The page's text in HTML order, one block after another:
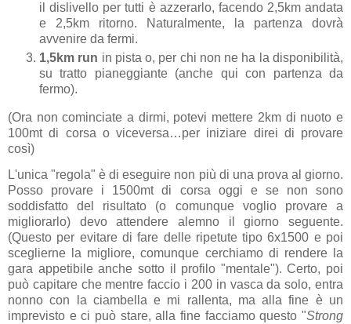
il dislivello per tutti è azzerarlo, facendo 2,5km andata
e 2,5km ritorno. Naturalmente, la partenza dovrà
avvenire da fermi.
1,5km run in pista o, per chi non ne ha la disponibilità,
su tratto pianeggiante (anche qui con partenza da
fermo).
(Ora non cominciate a dirmi, potevi mettere 2km di nuoto e
100mt di corsa o viceversa…per iniziare direi di provare
così)
L'unica "regola" è di eseguire non più di una prova al giorno.
Posso provare i 1500mt di corsa oggi e se non sono
soddisfatto del risultato (o comunque voglio provare a
migliorarlo) devo attendere alemno il giorno seguente.
(Questo per evitare di fare delle ripetute tipo 6x1500 e poi
sceglierne la migliore, comunque cerchiamo di rendere la
gara appetibile anche sotto il profilo "mentale"). Certo, poi
può capitare che mentre faccio i 200 in vasca da solo, entra
nonno con la ciambella e mi rallenta, ma alla fine è un
imprevisto e ci può stare, alla fine facciamo questo "Strong